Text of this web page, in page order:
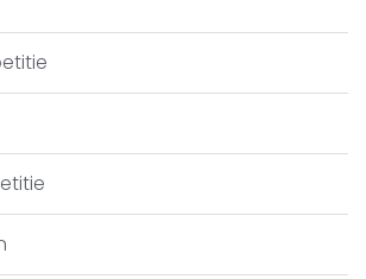
Gerard in ’t Veld.
partijen te hebben vooruit
we met 2-0 achter en
opgave om dit zondag in te
lopen.
hadden vooruit gespeeld en
was dat hier minimaal 1
komen. Ad verslikte zich in